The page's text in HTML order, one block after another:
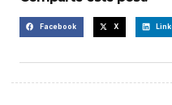
Facebook X